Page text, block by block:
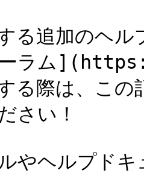
る追加のヘ
ーラム
る際は、こ
さい！
やヘルプド